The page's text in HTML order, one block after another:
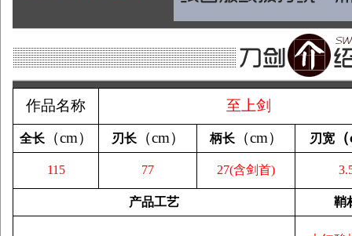
作品名称 至上剑
全长（cm） 刃长（cm） 柄长（cm） 刃宽 （
115 77 27(含剑首)
产品工艺 鞘